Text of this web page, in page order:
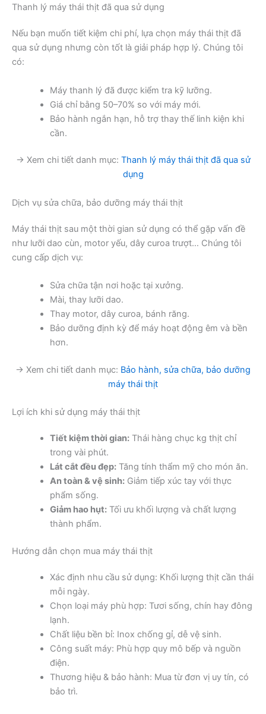
Thanh lý máy thái thịt đã qua sử dụng
Nếu bạn muốn tiết kiệm chi phí, lựa chọn máy thái thịt đã
qua sử dụng nhưng còn tốt là giải pháp hợp lý. Chúng tôi
có:
Máy thanh lý đã được kiểm tra kỹ lưỡng.
Giá chỉ bằng 50–70% so với máy mới.
Bảo hành ngắn hạn, hỗ trợ thay thế linh kiện khi
cần.
→ Xem chi tiết danh mục: Thanh lý máy thái thịt đã qua sử
dụng
Dịch vụ sửa chữa, bảo dưỡng máy thái thịt
Máy thái thịt sau một thời gian sử dụng có thể gặp vấn đề
như lưỡi dao cùn, motor yếu, dây curoa trượt… Chúng tôi
cung cấp dịch vụ:
Sửa chữa tận nơi hoặc tại xưởng.
Mài, thay lưỡi dao.
Thay motor, dây curoa, bánh răng.
Bảo dưỡng định kỳ để máy hoạt động êm và bền
hơn.
→ Xem chi tiết danh mục: Bảo hành, sửa chữa, bảo dưỡng
máy thái thịt
Lợi ích khi sử dụng máy thái thịt
Tiết kiệm thời gian:Thái hàng chục kg thịt chỉ
trong vài phút.
Lát cắt đều đẹp:Tăng tính thẩm mỹ cho món ăn.
An toàn & vệ sinh:Giảm tiếp xúc tay với thực
phẩm sống.
Giảm hao hụt:Tối ưu khối lượng và chất lượng
thành phẩm.
Hướng dẫn chọn mua máy thái thịt
Xác định nhu cầu sử dụng: Khối lượng thịt cần thái
mỗi ngày.
Chọn loại máy phù hợp: Tươi sống, chín hay đông
lạnh.
Chất liệu bền bỉ: Inox chống gỉ, dễ vệ sinh.
Công suất máy: Phù hợp quy mô bếp và nguồn
điện.
Thương hiệu & bảo hành: Mua từ đơn vị uy tín, có
bảo trì.